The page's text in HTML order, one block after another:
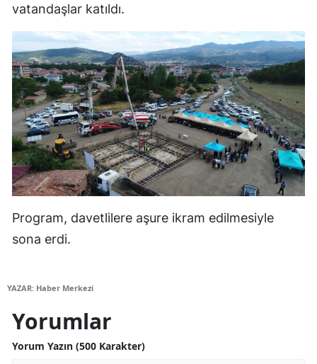
Van
Yozgat
Zonguldak
Aksaray
Bayburt
Karaman
vatandaşlar katıldı.
Program, davetlilere aşure ikram edilmesiyle
sona erdi.
YAZAR: Haber Merkezi
Yorumlar
Yorum Yazın (500 Karakter)